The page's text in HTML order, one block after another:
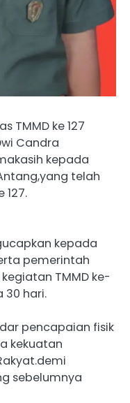
TMMD ke 127
Candra
kepada
telah
127.
kepada
pemerintah
TMMD ke-
30 hari.
pencapaian fisik
kekuatan
sebelumnya